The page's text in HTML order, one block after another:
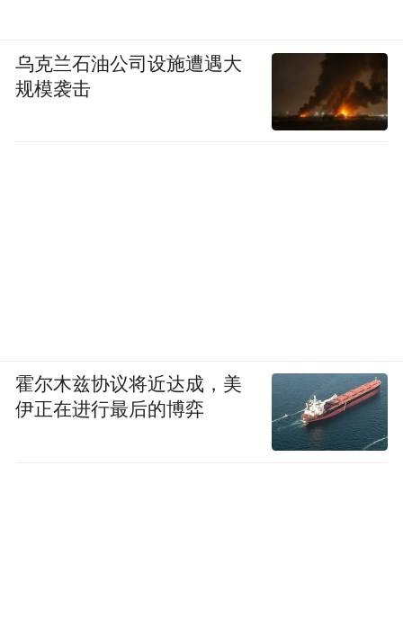
乌克兰石油公司设施遭遇大
规模袭击
霍尔木兹协议将近达成，美
伊正在进行最后的博弈